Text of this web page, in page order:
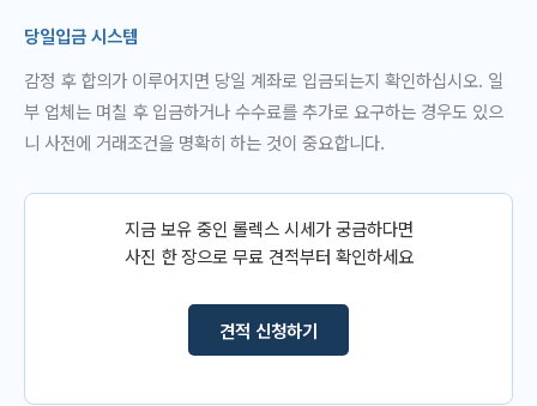
당일입금 시스템
감정 후 합의가 이루어지면 당일 계좌로 입금되는지 확인하십시오. 일
부 업체는 며칠 후 입금하거나 수수료를 추가로 요구하는 경우도 있으
니 사전에 거래조건을 명확히 하는 것이 중요합니다.
지금 보유 중인 롤렉스 시세가 궁금하다면
사진 한 장으로 무료 견적부터 확인하세요
견적 신청하기